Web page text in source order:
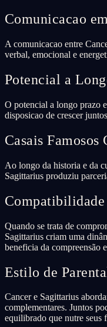
Comunicacao
A comunicacao entre
verbal, emocional e
Potencial a
O potencial a longo prazo
disposicao de crescer
Casais Famosos
Ao longo da historia e da
Sagittarius produziu
Quando se trata de
Sagittarius criam uma
beneficia da compreensão
Estilo de
Cancer e Sagittarius
complementares. Juntos
equilibrado que nutre seus